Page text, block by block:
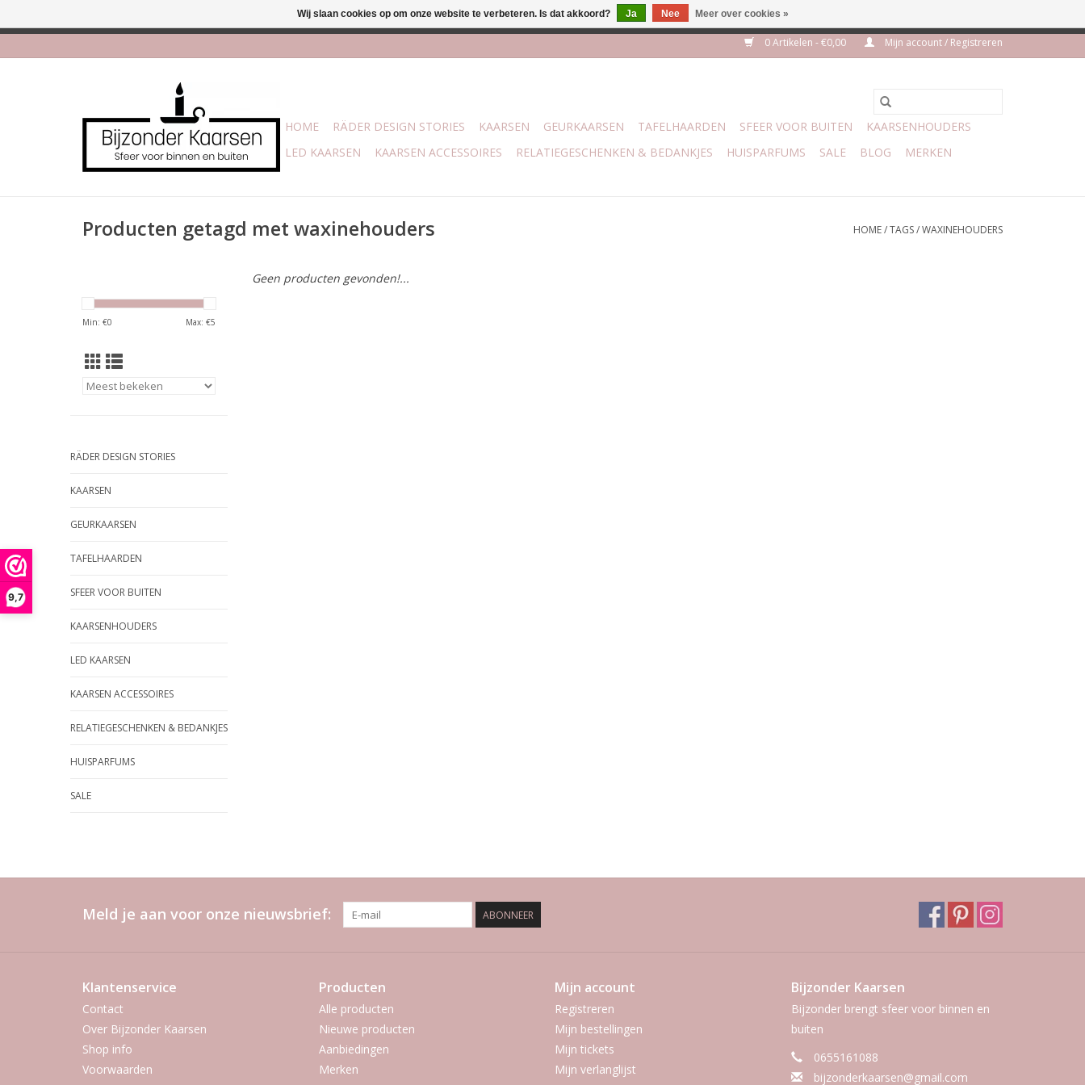
9,7
0 Artikelen - €0,00 Mijn account / Registreren
HOME RÄDER DESIGN STORIES KAARSEN GEURKAARSEN TAFELHAARDEN SFEER VOOR BUITEN
KAARSENHOUDERS
LED KAARSEN
KAARSEN ACCESSOIRES RELATIEGESCHENKEN & BEDANKJES HUISPARFUMS SALE BLOG MERKEN
Producten getagd met waxinehouders HOME/TAGS/WAXINEHOUDERS
Min: €0 Max: €5
RÄDER DESIGN STORIES
KAARSEN
GEURKAARSEN
TAFELHAARDEN
SFEER VOOR BUITEN
KAARSENHOUDERS
LED KAARSEN
KAARSEN ACCESSOIRES
RELATIEGESCHENKEN & BEDANKJES
HUISPARFUMS
SALE
Geen producten gevonden!...
Meld je aan voor onze nieuwsbrief: ABONNEER
Klantenservice
Contact
Over Bijzonder Kaarsen
Shop info
Voorwaarden
Producten
Alle producten
Nieuwe producten
Aanbiedingen
Merken
Mijn account
Registreren
Mijn bestellingen
Mijn tickets
Mijn verlanglijst
Bijzonder Kaarsen
Bijzonder brengt sfeer voor binnen en
buiten
0655161088
bijzonderkaarsen@gmail.com
Wij slaan cookies op om onze website te verbeteren. Is dat akkoord? Ja Nee Meer over cookies »
Afhalen is mogelijk bij mijn winkel Trotz | Belvederelaan 107 Zwolle | 27 juli t/m 3 aug VAKANTIE